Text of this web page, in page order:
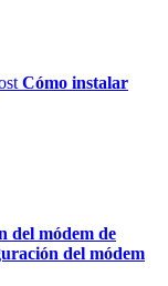
Cómo instalar
del módem de
del módem